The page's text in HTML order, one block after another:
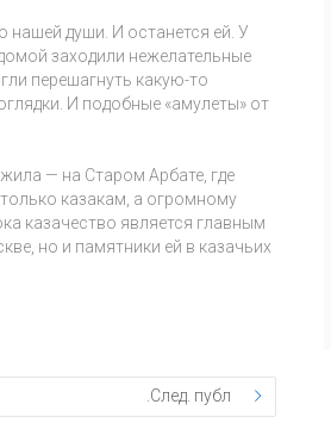
нашей души. И останется ей. У
заходили нежелательные
перешагнуть какую-то
И подобные «амулеты» от
— на Старом Арбате, где
казакам, а огромному
казачество является главным
но и памятники ей в казачьих
След. публ.